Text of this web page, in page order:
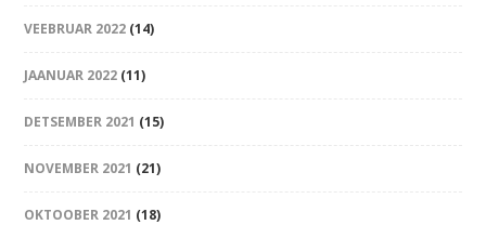
VEEBRUAR 2022 (14)
JAANUAR 2022 (11)
DETSEMBER 2021 (15)
NOVEMBER 2021 (21)
OKTOOBER 2021 (18)